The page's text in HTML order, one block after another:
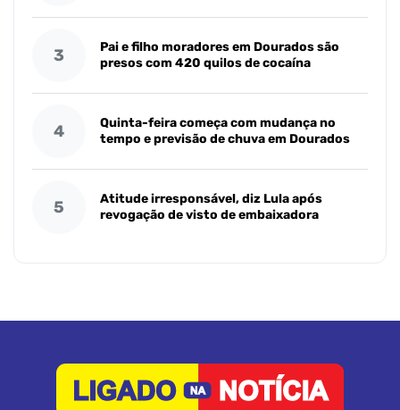
3
Pai e filho moradores em Dourados são
presos com 420 quilos de cocaína
4
Quinta-feira começa com mudança no
tempo e previsão de chuva em Dourados
5
Atitude irresponsável, diz Lula após
revogação de visto de embaixadora